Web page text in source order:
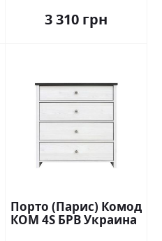
3 310 грн
Порто (Парис) Комод
КОМ 4S БРВ Украина